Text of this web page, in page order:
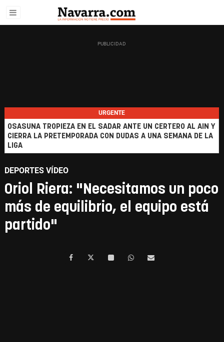
URGENTE
OSASUNA TROPIEZA EN EL SADAR ANTE UN CERTERO AL AIN Y
CIERRA LA PRETEMPORADA CON DUDAS A UNA SEMANA DE LA
LIGA
DEPORTES VÍDEO
Oriol Riera: "Necesitamos un poco
más de equilibrio, el equipo está
partido"